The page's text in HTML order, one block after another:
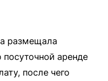
размещала
аренде
после чего